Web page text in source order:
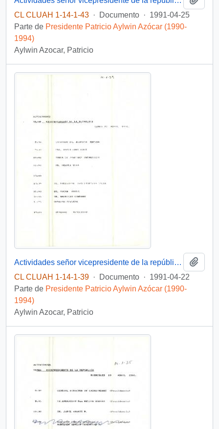
CL CLUAH 1-14-1-43 · Documento · 1991-04-25
Parte de Presidente Patricio Aylwin Azócar (1990-
1994)
Aylwin Azocar, Patricio
Actividades señor vicepresidente de la república día lunes 22 de abril 1991
CL CLUAH 1-14-1-39 · Documento · 1991-04-22
Parte de Presidente Patricio Aylwin Azócar (1990-
1994)
Aylwin Azocar, Patricio